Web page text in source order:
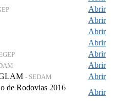
Abrir
Abrir
Abrir
Abrir
Abrir
Abrir
- SEDAM
Abrir
de Rodovias 2016
Abrir